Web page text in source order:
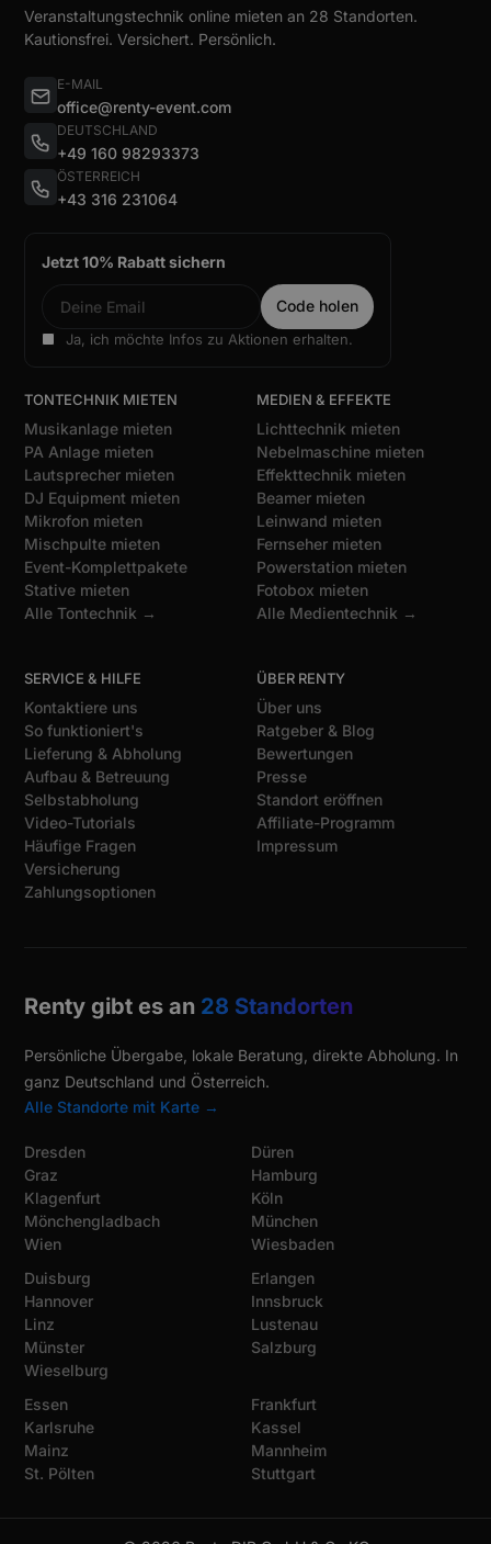
Veranstaltungstechnik online mieten an 28 Standorten.
Kautionsfrei. Versichert. Persönlich.
E-MAIL
office@renty-event.com
DEUTSCHLAND
+49 160 98293373
ÖSTERREICH
+43 316 231064
Jetzt 10% Rabatt sichern
Ja, ich möchte Infos zu Aktionen erhalten.
TONTECHNIK MIETEN
Musikanlage mieten
PA Anlage mieten
Lautsprecher mieten
DJ Equipment mieten
Mikrofon mieten
Mischpulte mieten
Event-Komplettpakete
Stative mieten
Alle Tontechnik →
MEDIEN & EFFEKTE
Lichttechnik mieten
Nebelmaschine mieten
Effekttechnik mieten
Beamer mieten
Leinwand mieten
Fernseher mieten
Powerstation mieten
Fotobox mieten
Alle Medientechnik →
SERVICE & HILFE
Kontaktiere uns
So funktioniert's
Lieferung & Abholung
Aufbau & Betreuung
Selbstabholung
Video-Tutorials
Häufige Fragen
Versicherung
Zahlungsoptionen
ÜBER RENTY
Über uns
Ratgeber & Blog
Bewertungen
Presse
Standort eröffnen
Affiliate-Programm
Impressum
Renty gibt es an 28 Standorten
Persönliche Übergabe, lokale Beratung, direkte Abholung. In
ganz Deutschland und Österreich.
Alle Standorte mit Karte →
Dresden
Graz
Klagenfurt
Mönchengladbach
Wien
Düren
Hamburg
Köln
München
Wiesbaden
Duisburg
Hannover
Linz
Münster
Wieselburg
Erlangen
Innsbruck
Lustenau
Salzburg
Essen
Karlsruhe
Mainz
St. Pölten
Frankfurt
Kassel
Mannheim
Stuttgart